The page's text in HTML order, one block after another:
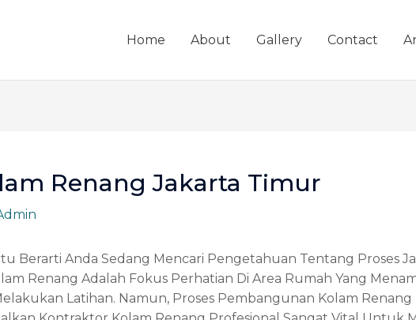
Home About Gallery Contact
Renang Jakarta Timur
Berarti Anda Sedang Mencari Pengetahuan Tentang Proses
Renang Adalah Fokus Perhatian Di Area Rumah Yang
Latihan. Namun, Proses Pembangunan Kolam